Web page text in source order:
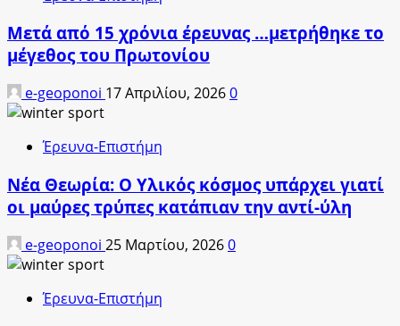
Μετά από 15 χρόνια έρευνας …μετρήθηκε το
μέγεθος του Πρωτονίου
e-geoponoi 17 Απριλίου, 20260
Έρευνα-Επιστήμη
Νέα Θεωρία: Ο Υλικός κόσμος υπάρχει γιατί
οι μαύρες τρύπες κατάπιαν την αντί-ύλη
e-geoponoi 25 Μαρτίου, 20260
Έρευνα-Επιστήμη